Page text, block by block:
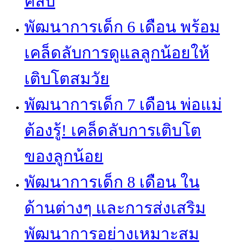
พัฒนาการเด็ก 6 เดือน พร้อม
เคล็ดลับการดูแลลูกน้อยให้
เติบโตสมวัย
พัฒนาการเด็ก 7 เดือน พ่อแม่
ต้องรู้! เคล็ดลับการเติบโต
ของลูกน้อย
พัฒนาการเด็ก 8 เดือน ใน
ด้านต่างๆ และการส่งเสริม
พัฒนาการอย่างเหมาะสม